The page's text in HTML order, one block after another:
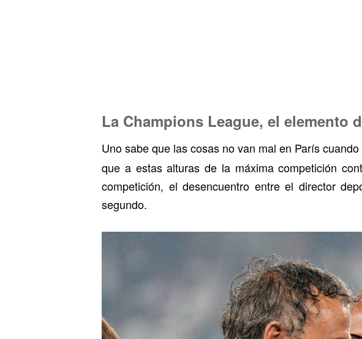
La Champions League, el elemento
Uno sabe que las cosas no van mal en París
que a estas alturas de la máxima competición
competición, el desencuentro entre el director
segundo.